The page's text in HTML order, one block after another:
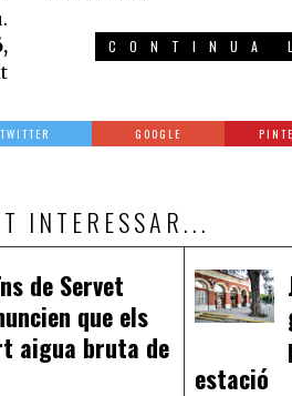
CONTINUA
TWITTER GOOGLE
INTERESSAR...
de Servet
que els
aigua bruta de
estació